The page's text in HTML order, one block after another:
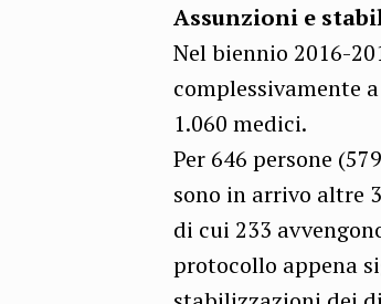
Assunzioni e
Nel biennio 2016-
complessivamente
1.060 medici.
Per 646 persone
sono in arrivo altre
di cui 233
protocollo appena